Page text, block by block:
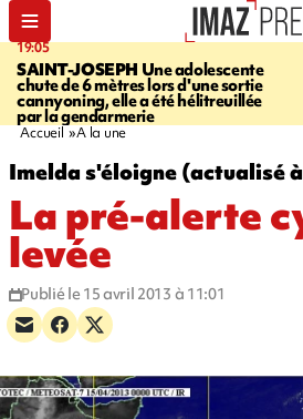
19:05
SAINT-JOSEPH Une adolescente
chute de 6 mètres lors d'une sortie
cannyoning, elle a été hélitreuillée
par la gendarmerie
Accueil A la une
Imelda s'éloigne (actualisé
La pré-alerte
levée
Publié le 15 avril 2013 à 11:01